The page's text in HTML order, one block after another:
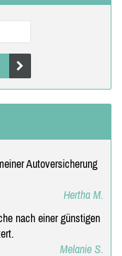
Autoversicherung
Hertha M.
nach einer günstigen
Melanie S.